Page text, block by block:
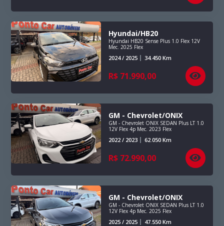
Hyundai/HB20
Hyundai HB20 Sense Plus 1.0 Flex 12V
Mec. 2025 Flex
2024 / 2025 34.450 Km
R$ 71.990,00
GM - Chevrolet/ONIX
GM - Chevrolet ONIX SEDAN Plus LT 1.0
12V Flex 4p Mec. 2023 Flex
2022 / 2023 62.050 Km
R$ 72.990,00
GM - Chevrolet/ONIX
GM - Chevrolet ONIX SEDAN Plus LT 1.0
12V Flex 4p Mec. 2025 Flex
2025 / 2025 47.550 Km